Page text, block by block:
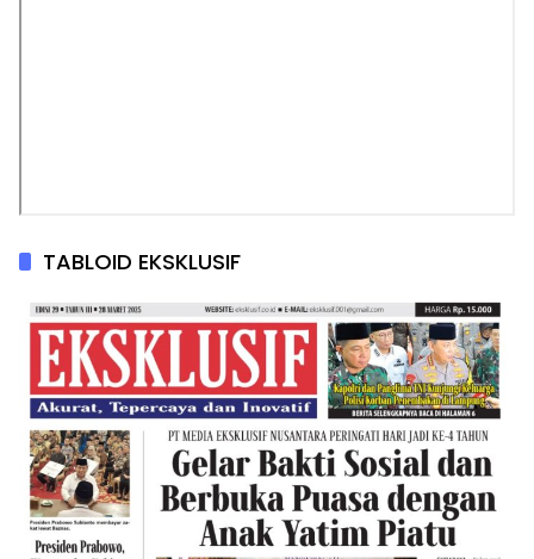
TABLOID EKSKLUSIF